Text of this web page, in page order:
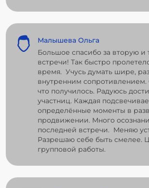
Малышева Ольга
Большое спасибо за вторую и
встречи! Так быстро
время. Учусь думать шире,
внутренним сопротивлением.
что получилось. Радуюсь
участниц. Каждая
определённые моменты в
продвижении. Много
последней встречи. Меняю
Разрешаю себе быть смелее.
групповой работы.